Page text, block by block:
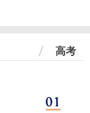
高考